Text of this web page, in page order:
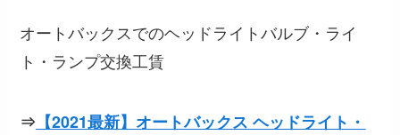
オートバックスでのヘッドライトバルブ・ライ
ト・ランプ交換工賃
⇒ 【2021最新】オートバックス ヘッドライト・